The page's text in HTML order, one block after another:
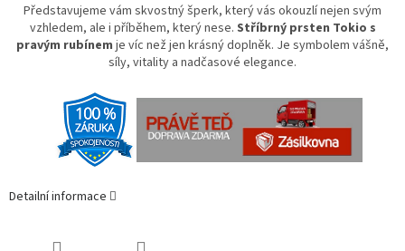
Představujeme vám skvostný šperk, který vás okouzlí nejen svým
vzhledem, ale i příběhem, který nese. Stříbrný prsten Tokio s
pravým rubínem je víc než jen krásný doplněk. Je symbolem vášně,
síly, vitality a nadčasové elegance.
Detailní informace